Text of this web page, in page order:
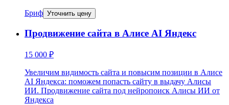
Бриф Уточнить цену
Продвижение сайта в Алисе AI Яндекс
15 000 ₽
Увеличим видимость сайта и повысим позиции в Алисе
AI Яндекса: поможем попасть сайту в выдачу Алисы
ИИ. Продвижение сайта под нейропоиск Алисы ИИ от
Яндекса